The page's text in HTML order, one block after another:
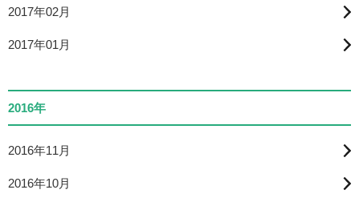
2017年02月
2017年01月
2016年
2016年11月
2016年10月